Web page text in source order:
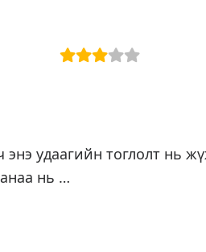
удаагийн тоглолт нь
нь …